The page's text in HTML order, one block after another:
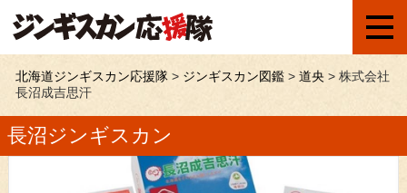
北海道ジンギスカン応援隊> ジンギスカン図鑑> 道央 > 株式会社
長沼成吉思汗
長沼ジンギスカン